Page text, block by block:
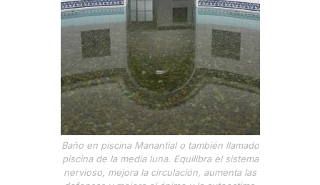
Baño en piscina Manantial o también llamado
piscina de la media luna. Equilibra el sistema
nervioso, mejora la circulación, aumenta las